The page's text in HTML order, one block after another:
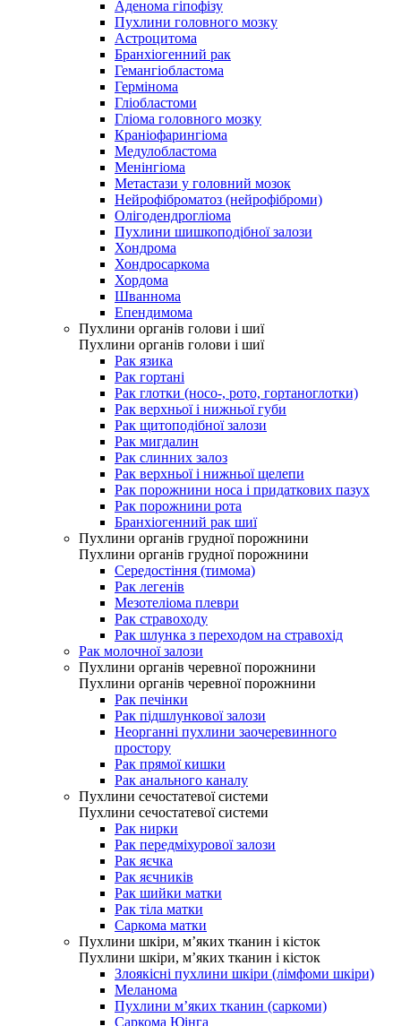
Аденома гіпофізу
Пухлини головного мозку
Астроцитома
Бранхіогенний рак
Гемангіобластома
Гермінома
Гліобластоми
Гліома головного мозку
Краніофарингіома
Медулобластома
Менінгіома
Метастази у головний мозок
Нейрофіброматоз (нейрофіброми)
Олігодендрогліома
Пухлини шишкоподібної залози
Хондрома
Хондросаркома
Хордома
Шваннома
Епендимома
Пухлини органів голови і шиї
Пухлини органів голови і шиї
Рак язика
Рак гортані
Рак глотки (носо-, рото, гортаноглотки)
Рак верхньої і нижньої губи
Рак щитоподібної залози
Рак мигдалин
Рак слинних залоз
Рак верхньої і нижньої щелепи
Рак порожнини носа і придаткових пазух
Рак порожнини рота
Бранхіогенний рак шиї
Пухлини органів грудної порожнини
Пухлини органів грудної порожнини
Середостіння (тимома)
Рак легенів
Мезотеліома плеври
Рак стравоходу
Рак шлунка з переходом на стравохід
Рак молочної залози
Пухлини органів черевної порожнини
Пухлини органів черевної порожнини
Рак печінки
Рак підшлункової залози
Неорганні пухлини заочеревинного
простору
Рак прямої кишки
Рак анального каналу
Пухлини сечостатевої системи
Пухлини сечостатевої системи
Рак нирки
Рак передміхурової залози
Рак яєчка
Рак яєчників
Рак шийки матки
Рак тіла матки
Саркома матки
Пухлини шкіри, м’яких тканин і кісток
Пухлини шкіри, м’яких тканин і кісток
Злоякісні пухлини шкіри (лімфоми шкіри)
Меланома
Пухлини м’яких тканин (саркоми)
Саркома Юінга